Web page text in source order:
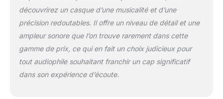
of the human ear. Hybrid
Headband Design:
ANANDA has a carefully
designed weight
dispersing strap allowing
outstanding levels of
long-term comfort. The
découvrirez un casque d’une musicalité et d’une
précision redoutables. Il offre un niveau de détail et une
ampleur sonore que l’on trouve rarement dans cette
gamme de prix, ce qui en fait un choix judicieux pour
tout audiophile souhaitant franchir un cap significatif
dans son expérience d’écoute.